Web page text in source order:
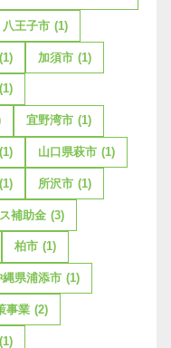
八王子市 (1)
(1) 加須市 (1)
(1)
宜野湾市 (1)
(1) 山口県萩市 (1)
(1) 所沢市 (1)
補助金 (3)
柏市 (1)
縄県浦添市 (1)
事業 (2)
(1)